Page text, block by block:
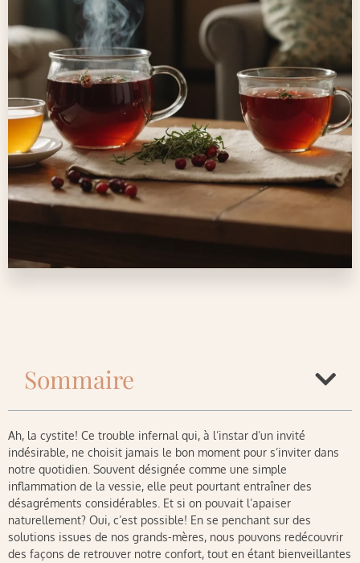
Sommaire
Ah, la cystite! Ce trouble infernal qui, à l’instar d’un invité
indésirable, ne choisit jamais le bon moment pour s’inviter dans
notre quotidien. Souvent désignée comme une simple
inflammation de la vessie, elle peut pourtant entraîner des
désagréments considérables. Et si on pouvait l’apaiser
naturellement? Oui, c’est possible! En se penchant sur des
solutions issues de nos grands-mères, nous pouvons redécouvrir
des façons de retrouver notre confort, tout en étant bienveillantes